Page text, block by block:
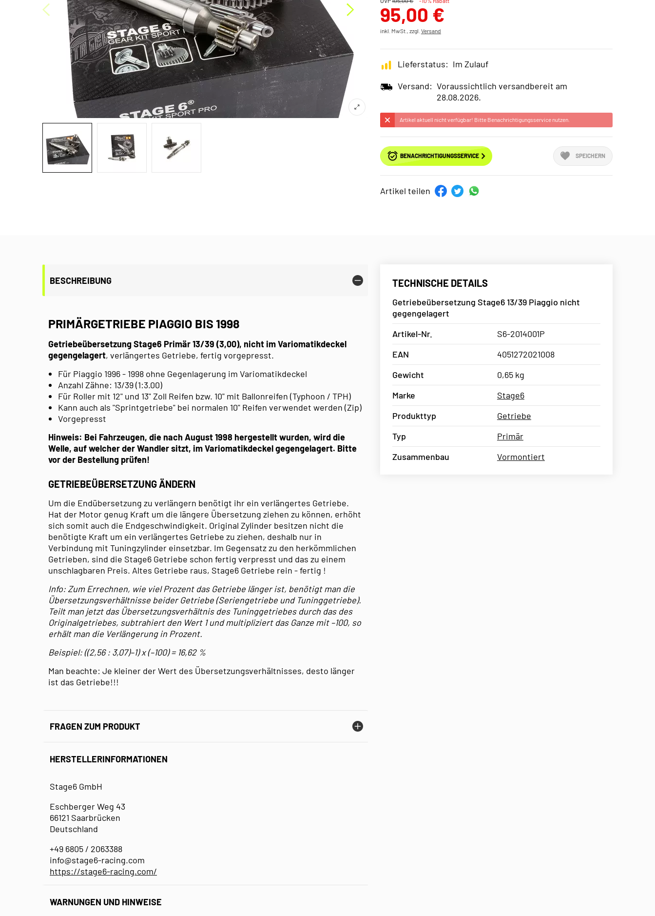
95,00 €
inkl. MwSt., zzgl. Versand
Lieferstatus: Im Zulauf
Versand: Voraussichtlich versandbereit am
28.08.2026.
Artikel aktuell nicht verfügbar! Bitte Benachrichtigungsservice nutzen.
BENACHRICHTIGUNGSSERVICE SPEICHERN
Artikel teilen
BESCHREIBUNG
PRIMÄRGETRIEBE PIAGGIO BIS 1998
Getriebeübersetzung Stage6 Primär 13/39 (3,00), nicht im Variomatikdeckel
gegengelagert, verlängertes Getriebe, fertig vorgepresst.
Für Piaggio 1996 - 1998 ohne Gegenlagerung im Variomatikdeckel
Anzahl Zähne: 13/39 (1:3.00)
Für Roller mit 12" und 13" Zoll Reifen bzw. 10" mit Ballonreifen (Typhoon / TPH)
Kann auch als "Sprintgetriebe" bei normalen 10" Reifen verwendet werden (Zip)
Vorgepresst
Hinweis: Bei Fahrzeugen, die nach August 1998 hergestellt wurden, wird die
Welle, auf welcher der Wandler sitzt, im Variomatikdeckel gegengelagert. Bitte
vor der Bestellung prüfen!
GETRIEBEÜBERSETZUNG ÄNDERN
Um die Endübersetzung zu verlängern benötigt ihr ein verlängertes Getriebe.
Hat der Motor genug Kraft um die längere Übersetzung ziehen zu können, erhöht
sich somit auch die Endgeschwindigkeit. Original Zylinder besitzen nicht die
benötigte Kraft um ein verlängertes Getriebe zu ziehen, deshalb nur in
Verbindung mit Tuningzylinder einsetzbar. Im Gegensatz zu den herkömmlichen
Getrieben, sind die Stage6 Getriebe schon fertig verpresst und das zu einem
unschlagbaren Preis. Altes Getriebe raus, Stage6 Getriebe rein - fertig !
Info: Zum Errechnen, wie viel Prozent das Getriebe länger ist, benötigt man die
Übersetzungsverhältnisse beider Getriebe (Seriengetriebe und Tuninggetriebe).
Teilt man jetzt das Übersetzungsverhältnis des Tuninggetriebes durch das des
Originalgetriebes, subtrahiert den Wert 1 und multipliziert das Ganze mit –100, so
erhält man die Verlängerung in Prozent.
Beispiel: ((2,56 : 3,07)–1) x (–100) = 16,62 %
Man beachte: Je kleiner der Wert des Übersetzungsverhältnisses, desto länger
ist das Getriebe!!!
FRAGEN ZUM PRODUKT
HERSTELLERINFORMATIONEN
Stage6 GmbH
Eschberger Weg 43
66121 Saarbrücken
Deutschland
+49 6805 / 2063388
info@stage6-racing.com
https://stage6-racing.com/
WARNUNGEN UND HINWEISE
TECHNISCHE DETAILS
Getriebeübersetzung Stage6 13/39 Piaggio nicht
gegengelagert
Artikel-Nr.
S6-2014001P
EAN
4051272021008
Gewicht
0,65 kg
Marke
Stage6
Produkttyp
Getriebe
Typ
Primär
Zusammenbau
Vormontiert